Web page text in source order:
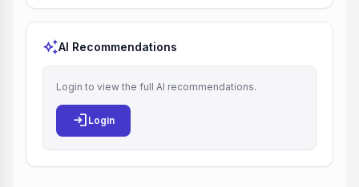
auto_awesomeAI Recommendations
Login to view the full AI recommendations.
login Login